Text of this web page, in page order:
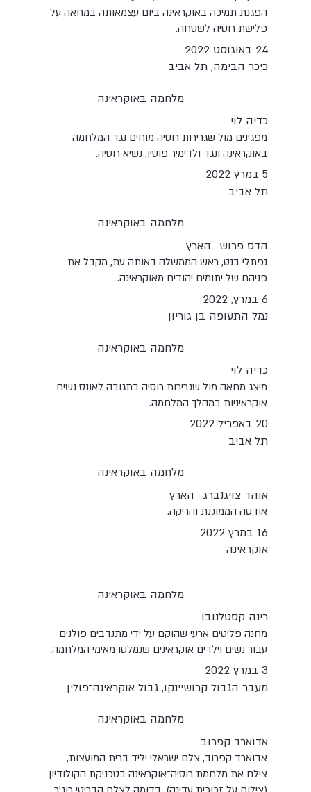
הפגנת תמיכה באוקראינה ביום עצמאותה במחאה על
פלישת רוסיה לשטחה.
24 באוגוסט 2022
כיכר הבימה, תל אביב
מלחמה באוקראינה
כדיה לוי
מפגינים מול שגרירות רוסיה מוחים נגד המלחמה
באוקראינה ונגד ולדימיר פוטין, נשיא רוסיה.
5 במרץ 2022
תל אביב
מלחמה באוקראינה
הארץ
הדס פרוש
נפתלי בנט, ראש הממשלה באותה עת, מקבל את
פניהם של יתומים יהודים מאוקראינה.
6 במרץ, 2022
נמל התעופה בן גוריון
מלחמה באוקראינה
כדיה לוי
מיצג מחאה מול שגרירות רוסיה בתגובה לאונס נשים
אוקראיניות במהלך המלחמה.
20 באפריל 2022
תל אביב
מלחמה באוקראינה
הארץ
אוהד צויגנברג
אודסה הממוגנת והריקה.
16 במרץ 2022
אוקראינה
מלחמה באוקראינה
רינה קסטלנובו
מחנה פליטים ארעי שהוקם על ידי מתנדבים פולנים
עבור נשים וילדים אוקראינים שנמלטו מאימי המלחמה.
3 במרץ 2022
מעבר הגבול קרושיינקו, גבול אוקראינה־פולין
מלחמה באוקראינה
אדוארד קפרוב
אדוארד קפרוב, צלם ישראלי יליד ברית המועצות,
צילם את מלחמת רוסיה־אוקראינה בטכניקת הקולודיון